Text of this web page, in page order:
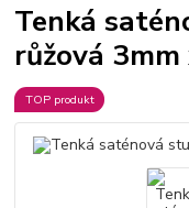
Tenká
růžová
TOP produkt